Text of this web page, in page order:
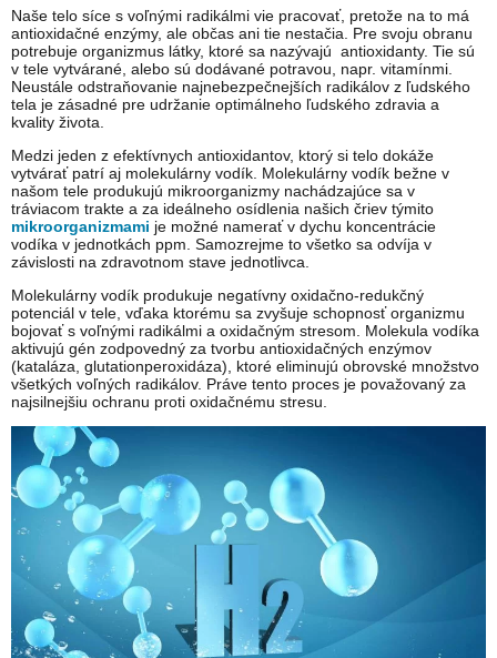
Naše telo síce s voľnými radikálmi vie pracovať, pretože na to má
antioxidačné enzýmy, ale občas ani tie nestačia. Pre svoju obranu
potrebuje organizmus látky, ktoré sa nazývajú antioxidanty. Tie sú
v tele vytvárané, alebo sú dodávané potravou, napr. vitamínmi.
Neustále odstraňovanie najnebezpečnejších radikálov z ľudského
tela je zásadné pre udržanie optimálneho ľudského zdravia a
kvality života.
Medzi jeden z efektívnych antioxidantov, ktorý si telo dokáže
vytvárať patrí aj molekulárny vodík. Molekulárny vodík bežne v
našom tele produkujú mikroorganizmy nachádzajúce sa v
tráviacom trakte a za ideálneho osídlenia našich čriev týmito
mikroorganizmami je možné namerať v dychu koncentrácie
vodíka v jednotkách ppm. Samozrejme to všetko sa odvíja v
závislosti na zdravotnom stave jednotlivca.
Molekulárny vodík produkuje negatívny oxidačno-redukčný
potenciál v tele, vďaka ktorému sa zvyšuje schopnosť organizmu
bojovať s voľnými radikálmi a oxidačným stresom. Molekula vodíka
aktivujú gén zodpovedný za tvorbu antioxidačných enzýmov
(kataláza, glutationperoxidáza), ktoré eliminujú obrovské množstvo
všetkých voľných radikálov. Práve tento proces je považovaný za
najsilnejšiu ochranu proti oxidačnému stresu.